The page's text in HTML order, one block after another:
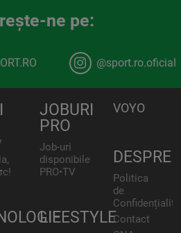
ne pe:
@sport.ro.oficial
JOBURI
PRO
Job-uri
disponibile
PRO•TV
LIFESTYLE
VOYO
DESPRE
Politica
de
Contact